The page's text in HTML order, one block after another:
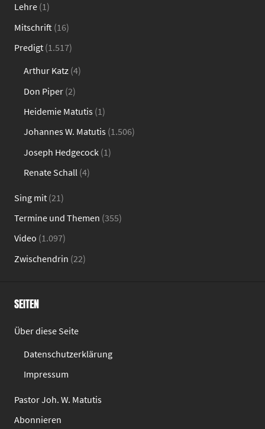
Lehre (1)
Mitschrift (16)
Predigt (1.517)
Arthur Katz (4)
Don Piper (2)
Heidemie Matutis (1)
Johannes W. Matutis (1.506)
Joseph Hedgecock (1)
Renate Schall (4)
Sing mit (21)
Termine und Themen (355)
Video (1.097)
Zwischendrin (22)
SEITEN
Über diese Seite
Datenschutzerklärung
Impressum
Pastor Joh. W. Matutis
Abonnieren